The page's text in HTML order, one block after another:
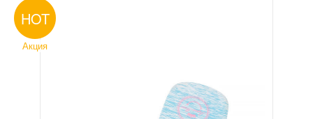
HOT
Акция